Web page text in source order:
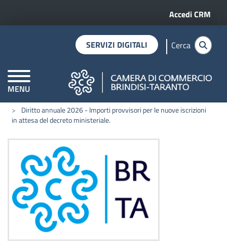
Menu
Accedi CRM
MENU
CAMERE DI COMMERCIO D'ITALIA
SERVIZI DIGITALI Cerca
Home
Notizie
Diritto annuale 2026 - Importi provvisori per le nuove iscrizioni
in attesa del decreto ministeriale.